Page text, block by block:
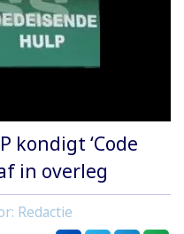
kondigt ‘Code
in overleg
Redactie